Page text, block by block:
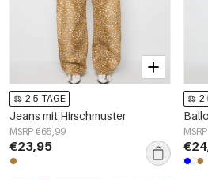
2-5 TAGE
Jeans mit Hirschmuster
MSRP €65,99
€23,95